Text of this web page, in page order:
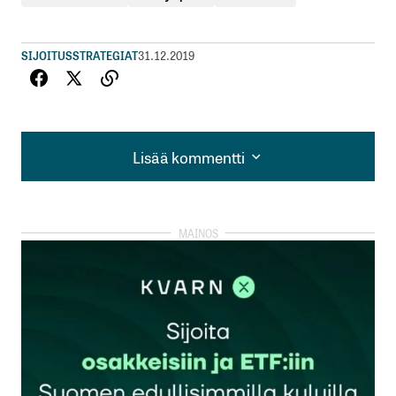
SIJOITUSSTRATEGIAT31.12.2019
Lisää kommentti
Lisää kommentti
kirjautua
rekisteröityä